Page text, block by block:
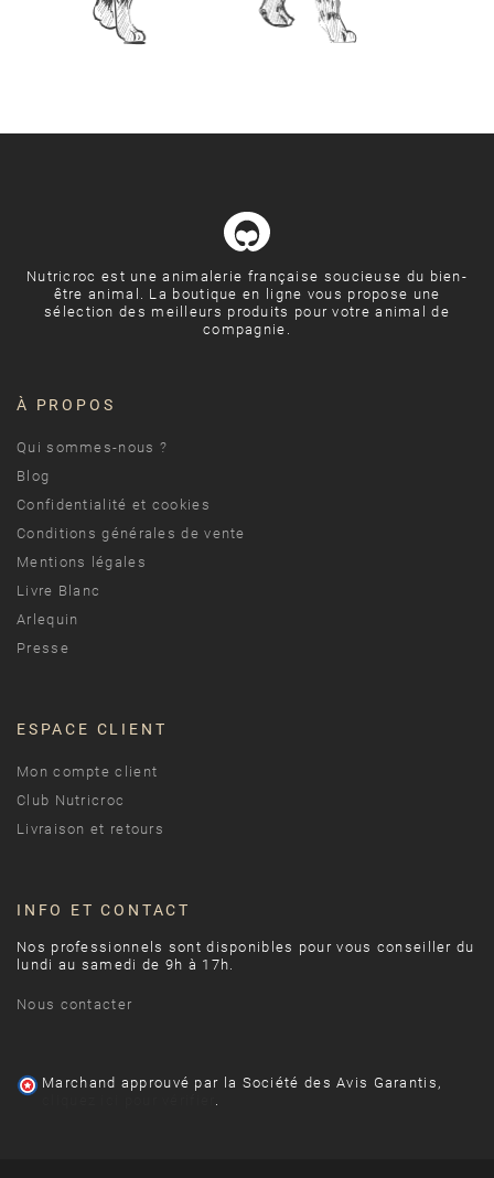
Nutricroc est une animalerie française soucieuse du bien-
être animal. La boutique en ligne vous propose une
sélection des meilleurs produits pour votre animal de
compagnie.
À PROPOS
Qui sommes-nous ?
Blog
Confidentialité et cookies
Conditions générales de vente
Mentions légales
Livre Blanc
Arlequin
Presse
ESPACE CLIENT
Mon compte client
Club Nutricroc
Livraison et retours
INFO ET CONTACT
Nos professionnels sont disponibles pour vous conseiller du
lundi au samedi de 9h à 17h.
Nous contacter
Marchand approuvé par la Société des Avis Garantis,
.